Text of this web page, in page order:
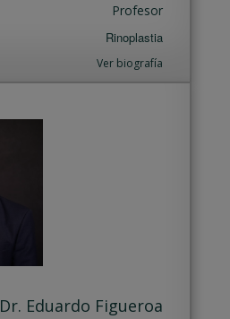
Profesor
Rinoplastia
Ver biografía
Dr. Eduardo Figueroa